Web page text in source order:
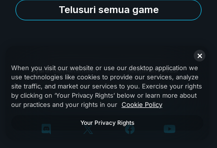
Telusuri semua game
Syarat dan Ketentuan Kebijakan Privasi
Dukungan
When you visit our website or use our desktop application we
use technologies like cookies to provide our services, analyze
site traffic, and market our services to you. Exercise your rights
by clicking on ‘Your Privacy Rights’ below or learn more about
our practices and your rights in our Cookie Policy
Your Privacy Rights